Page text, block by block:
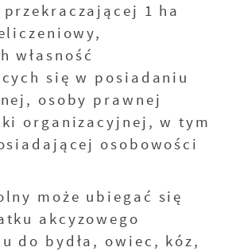
1 ha
własność
się w posiadaniu
osoby prawnej
organizacyjnej, w tym
osobowości
może ubiegać się
akcyzowego
do bydła, owiec, kóz,